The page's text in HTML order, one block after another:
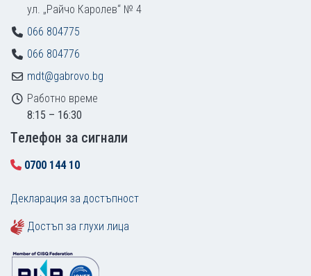
ул. „Райчо Каролев“ № 4
066 804775
066 804776
mdt@gabrovo.bg
Работно време
8:15 – 16:30
Tелефон за сигнали
0700 144 10
Декларация за достъпност
Достъп за глухи лица